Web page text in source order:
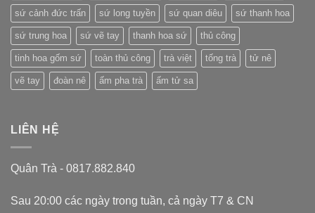
sứ cảnh đức trấn sứ long tuyền sứ quan diêu sứ thanh hoa
sứ trung hoa sứ vẽ tay thanh hoa sứ thủ công
tinh hoa gốm sứ toàn thủ công trà việt tống trà tử nê
vẽ tay đoàn nê ấm pha trà ấm tử sa
LIÊN HỆ
Quân Trà - 0817.882.840
Sau 20:00 các ngày trong tuần, cả ngày T7 & CN